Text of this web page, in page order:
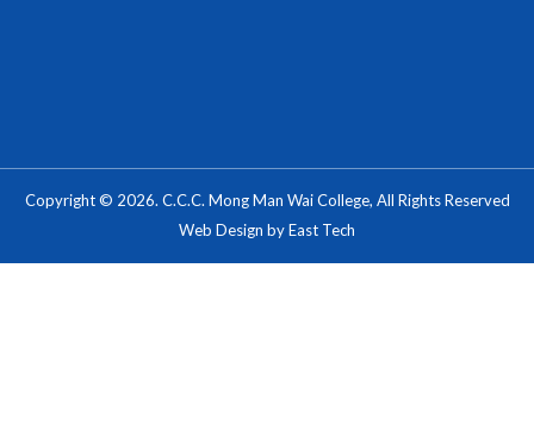
Copyright © 2026. C.C.C. Mong Man Wai College, All Rights Reserved
Web Design byEast Tech